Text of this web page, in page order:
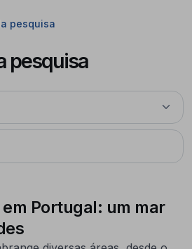
pesquisa
pesquisa
Portugal: um mar